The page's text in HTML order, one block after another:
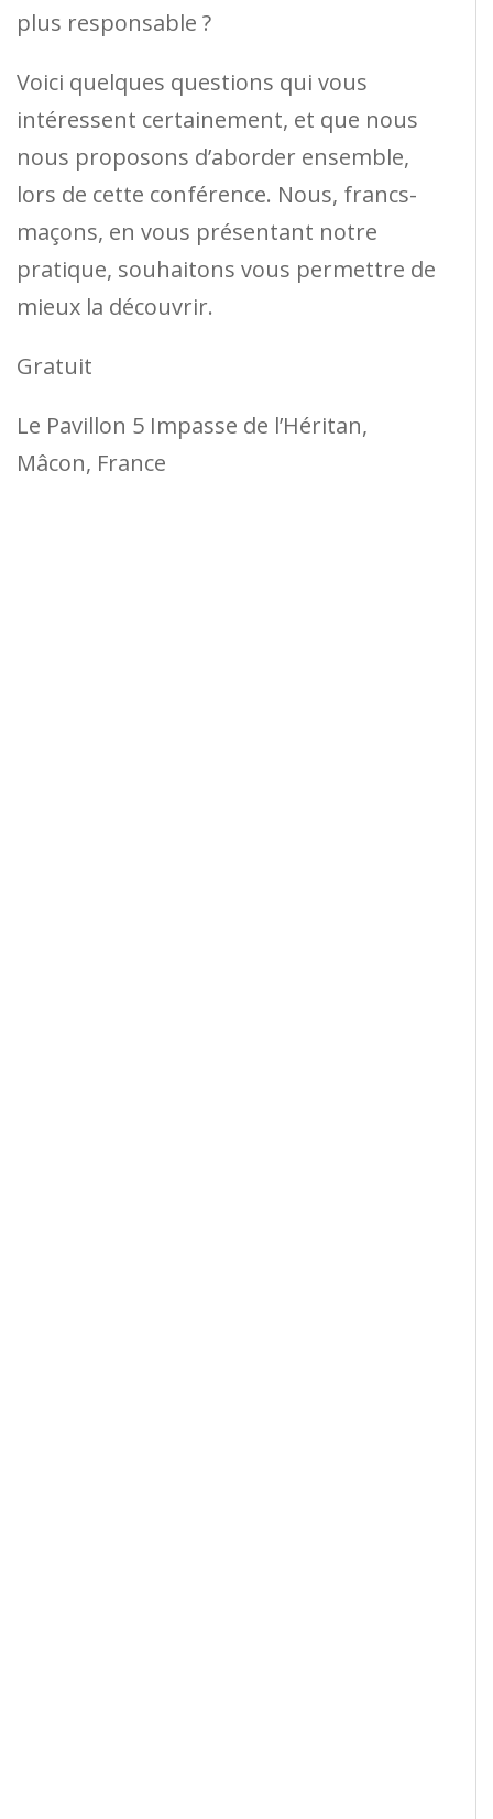
plus responsable ?
Voici quelques questions qui vous
intéressent certainement, et que nous
nous proposons d’aborder ensemble,
lors de cette conférence. Nous, francs-
maçons, en vous présentant notre
pratique, souhaitons vous permettre de
mieux la découvrir.
Gratuit
Le Pavillon 5 Impasse de l’Héritan,
Mâcon, France